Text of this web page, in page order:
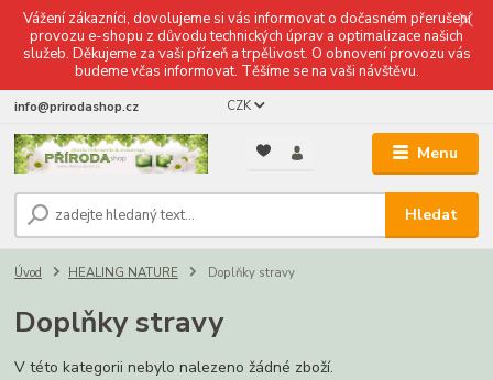
Vážení zákazníci, dovolujeme si vás informovat o dočasném přerušení
provozu e-shopu z důvodu technických úprav a optimalizace našich
služeb. Děkujeme za vaši přízeň a trpělivost. O obnovení provozu vás
budeme včas informovat. Těšíme se na vaši návštěvu.
Menu
CZK
Hledat
info@prirodashop.cz
Úvod HEALING NATURE Doplňky stravy
Doplňky stravy
V této kategorii nebylo nalezeno žádné zboží.